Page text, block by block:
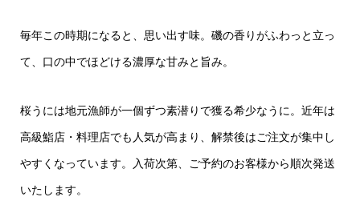
毎年この時期になると、思い出す味。 磯の香りがふわっと立っ
て、口の中でほどける濃厚な甘みと旨み。
桜うには地元漁師が一個ずつ素潜りで獲る希少なうに。 近年は
高級鮨店・料理店でも人気が高まり、解禁後はご注文が集中し
やすくなっています。 入荷次第、ご予約のお客様から順次発送
いたします。